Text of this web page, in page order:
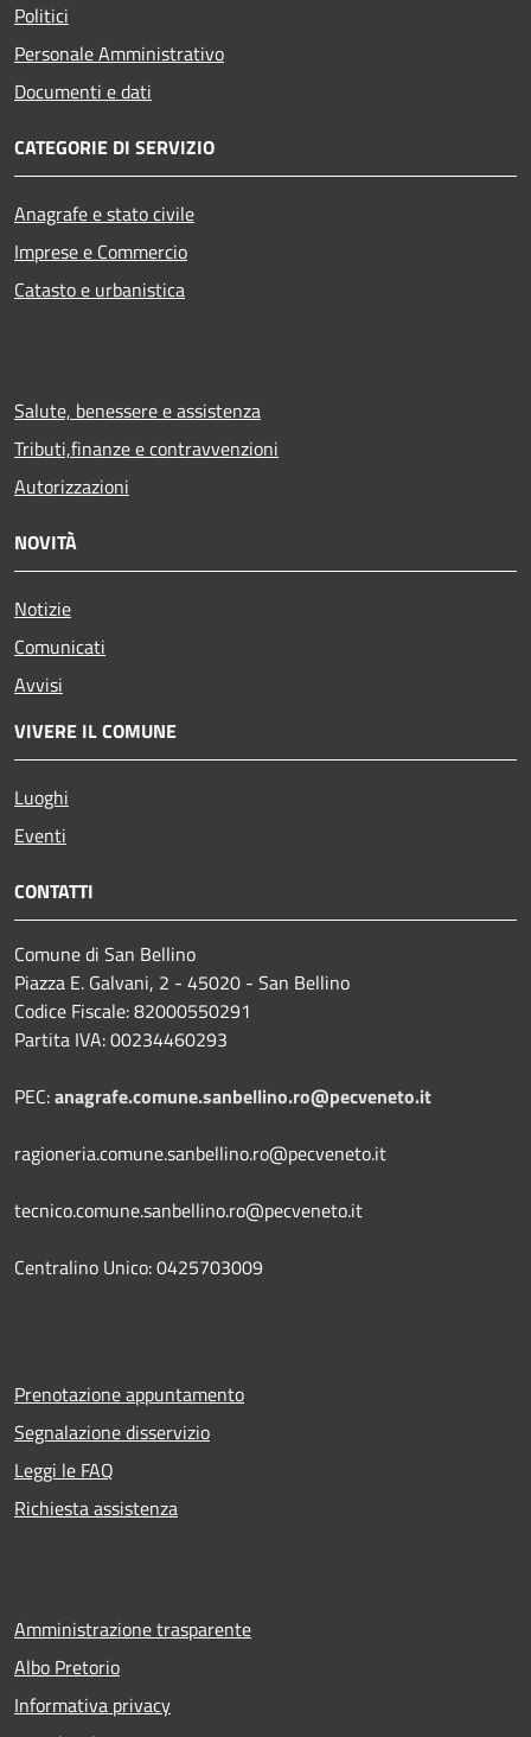
Politici
Personale Amministrativo
Documenti e dati
CATEGORIE DI SERVIZIO
Anagrafe e stato civile
Imprese e Commercio
Catasto e urbanistica
Salute, benessere e assistenza
Tributi,finanze e contravvenzioni
Autorizzazioni
NOVITÀ
Notizie
Comunicati
Avvisi
VIVERE IL COMUNE
Luoghi
Eventi
CONTATTI
Comune di San Bellino
Piazza E. Galvani, 2 - 45020 - San Bellino
Codice Fiscale: 82000550291
Partita IVA: 00234460293
PEC:anagrafe.comune.sanbellino.ro@pecveneto.it
ragioneria.comune.sanbellino.ro@pecveneto.it
tecnico.comune.sanbellino.ro@pecveneto.it
Centralino Unico: 0425703009
Prenotazione appuntamento
Segnalazione disservizio
Leggi le FAQ
Richiesta assistenza
Amministrazione trasparente
Albo Pretorio
Informativa privacy